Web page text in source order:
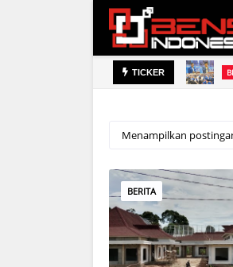
TICKER
Menampilkan
BERITA